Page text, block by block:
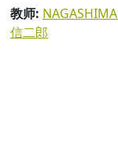
教师:
信二郎